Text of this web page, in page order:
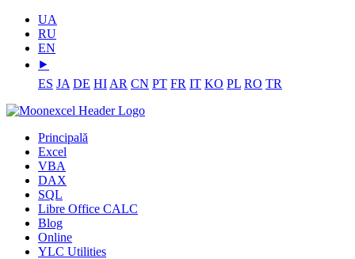
UA
RU
EN
⯈
ES JA DE HI AR CN PT FR IT KO PL RO TR
Principală
Excel
VBA
DAX
SQL
Libre Office CALC
Blog
Online
YLC Utilities